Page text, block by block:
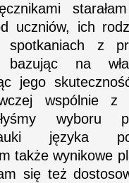
ich
spotkaniach z
na
jego
wspólnie z
wyboru
języka
także wynikowe
się też